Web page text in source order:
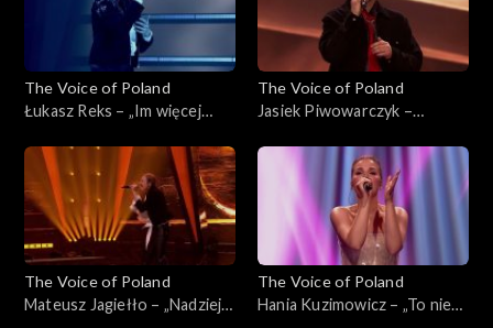
The Voice of Poland
Łukasz Reks – „Im więcej
of Poland”, Finał, 29
listopada 2025
The Voice of Poland
Jasiek Piwowarczyk –
of Poland”, Finał, 29
listopada 2025
The Voice of Poland
Mateusz Jagiełło – „Nadzieja”,
The Voice of Poland
Hania Kuzimowicz – „To nie